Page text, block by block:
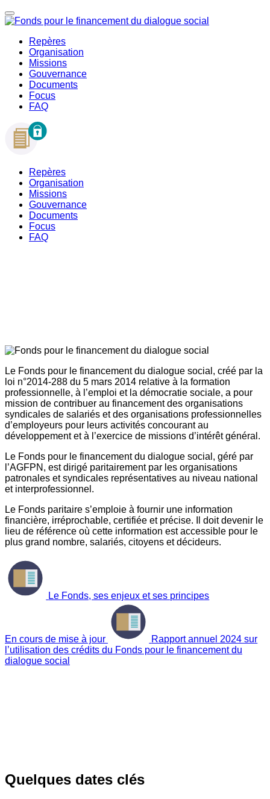
Repères
Organisation
Missions
Gouvernance
Documents
Focus
FAQ
Repères
Organisation
Missions
Gouvernance
Documents
Focus
FAQ
Le Fonds pour le financement du dialogue social, créé par la
loi n°2014-288 du 5 mars 2014 relative à la formation
professionnelle, à l’emploi et la démocratie sociale, a pour
mission de contribuer au financement des organisations
syndicales de salariés et des organisations professionnelles
d’employeurs pour leurs activités concourant au
développement et à l’exercice de missions d’intérêt général.
Le Fonds pour le financement du dialogue social, géré par
l’AGFPN, est dirigé paritairement par les organisations
patronales et syndicales représentatives au niveau national
et interprofessionnel.
Le Fonds paritaire s’emploie à fournir une information
financière, irréprochable, certifiée et précise. Il doit devenir le
lieu de référence où cette information est accessible pour le
plus grand nombre, salariés, citoyens et décideurs.
Le Fonds, ses enjeux et ses principes
En cours de mise à jour
Rapport annuel 2024 sur
l’utilisation des crédits du Fonds pour le financement du
dialogue social
Quelques dates clés